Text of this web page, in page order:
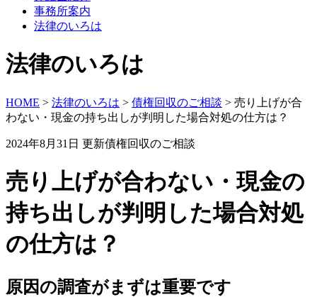
事務所案内
法律のいろは
法律のいろは
HOME > 法律のいろは > 債権回収のご相談 > 売り上げが合
わない・現金の持ち出しが判明した場合対処の仕方は？
2024年8月31日 更新債権回収のご相談
売り上げが合わない・現金の
持ち出しが判明した場合対処
の仕方は？
原因の調査がまずは重要です